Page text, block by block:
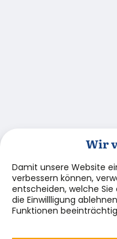
Wir
Damit unsere Website
verbessern können,
entscheiden, welche Sie
die Einwillligung
Funktionen